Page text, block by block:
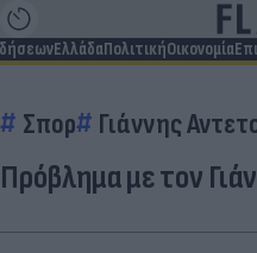
ΕλλάδαΠολιτικήΟικονομία
Σπορ Γιάννης
Πρόβλημα με τον